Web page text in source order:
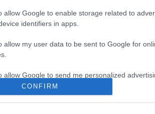
allow Google to enable storage related to
identifiers in apps.
allow my user data to be sent to Google for
allow Google to send me personalized
CONFIRM